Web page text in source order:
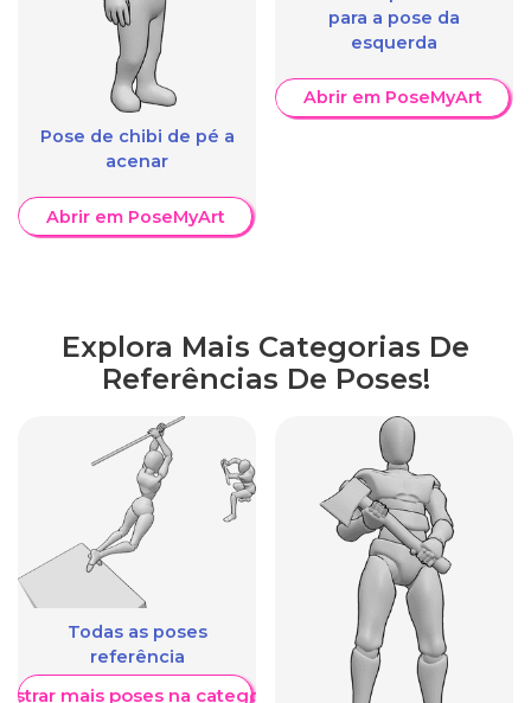
Pose de chibi de pé a
acenar
Abrir em PoseMyArt
para a pose da
esquerda
Abrir em PoseMyArt
Explora Mais Categorias De
Referências De Poses!
Todas as poses
referência
mais poses na categoria